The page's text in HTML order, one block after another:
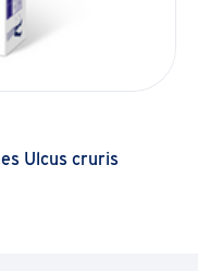
Ulcus cruris